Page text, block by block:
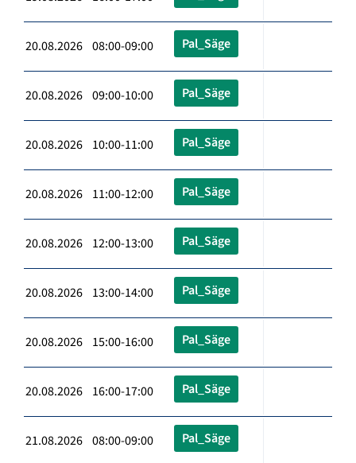
20.08.2026 08:00-09:00 Pal_Säge
20.08.2026 09:00-10:00 Pal_Säge
20.08.2026 10:00-11:00 Pal_Säge
20.08.2026 11:00-12:00 Pal_Säge
20.08.2026 12:00-13:00 Pal_Säge
20.08.2026 13:00-14:00 Pal_Säge
20.08.2026 15:00-16:00 Pal_Säge
20.08.2026 16:00-17:00 Pal_Säge
21.08.2026 08:00-09:00 Pal_Säge